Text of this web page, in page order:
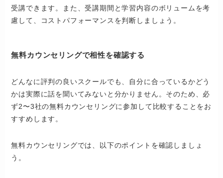
受講できます。また、受講期間と学習内容のボリュームを考
慮して、コストパフォーマンスを判断しましょう。
無料カウンセリングで相性を確認する
どんなに評判の良いスクールでも、自分に合っているかどう
かは実際に話を聞いてみないと分かりません。そのため、必
ず2〜3社の無料カウンセリングに参加して比較することをお
すすめします。
無料カウンセリングでは、以下のポイントを確認しましょ
う。